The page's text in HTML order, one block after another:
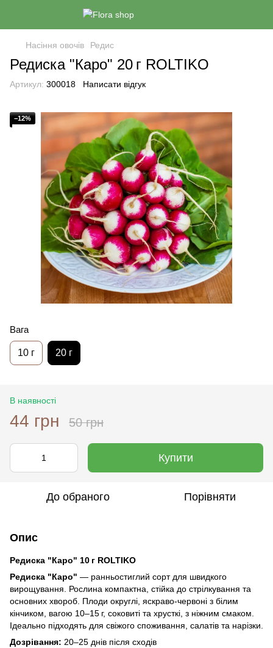
Насіння овочів Редис
Редиска "Каро" 20 г ROLTIKO
Артикул: 300018 Написати відгук
−12%
Вага
10 г 20 г
В наявності
44 грн 50 грн
Купити
До обраного Порівняти
Опис
Редиска "Каро" 10 г ROLTIKO
Редиска "Каро" — ранньостиглий сорт для швидкого
вирощування. Рослина компактна, стійка до стрілкування та
основних хвороб. Плоди округлі, яскраво-червоні з білим
кінчиком, вагою 10–15 г, соковиті та хрусткі, з ніжним смаком.
Ідеально підходять для свіжого споживання, салатів та нарізки.
Дозрівання: 20–25 днів після сходів